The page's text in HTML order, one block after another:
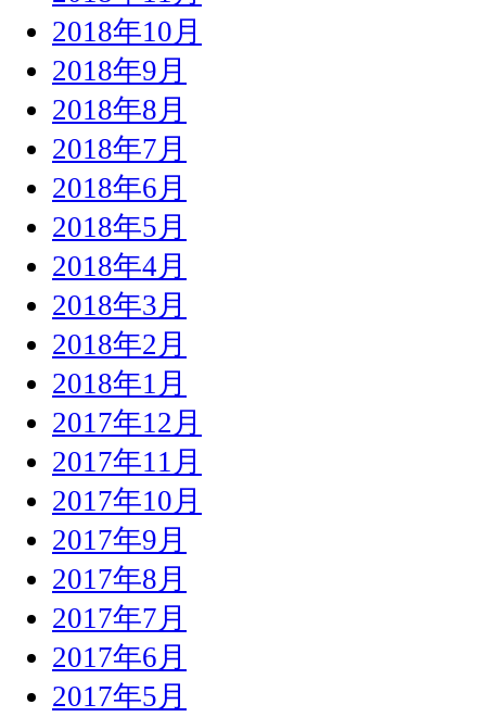
2018年10月
2018年9月
2018年8月
2018年7月
2018年6月
2018年5月
2018年4月
2018年3月
2018年2月
2018年1月
2017年12月
2017年11月
2017年10月
2017年9月
2017年8月
2017年7月
2017年6月
2017年5月